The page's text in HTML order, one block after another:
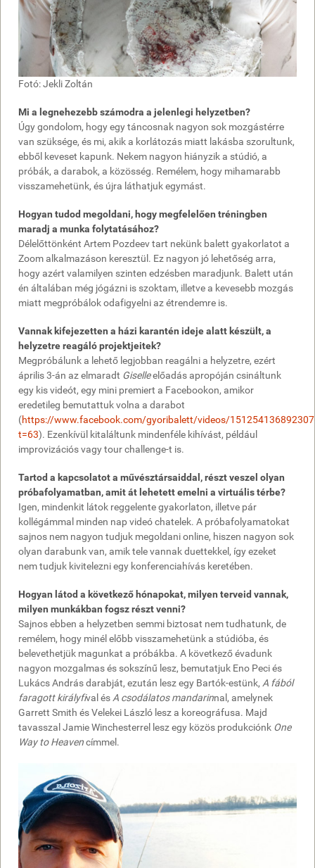
Fotó: Jekli Zoltán
Mi a legnehezebb számodra a jelenlegi helyzetben?
Úgy gondolom, hogy egy táncosnak nagyon sok mozgástérre
van szüksége, és mi, akik a korlátozás miatt lakásba szorultunk,
ebből keveset kapunk. Nekem nagyon hiányzik a stúdió, a
próbák, a darabok, a közösség. Remélem, hogy mihamarabb
visszamehetünk, és újra láthatjuk egymást.
Hogyan tudod megoldani, hogy megfelelően tréningben
maradj a munka folytatásához?
Délelőttönként Artem Pozdeev tart nekünk balett gyakorlatot a
Zoom alkalmazáson keresztül. Ez nagyon jó lehetőség arra,
hogy azért valamilyen szinten edzésben maradjunk. Balett után
én általában még jógázni is szoktam, illetve a kevesebb mozgás
miatt megpróbálok odafigyelni az étrendemre is.
Vannak kifejezetten a házi karantén ideje alatt készült, a
helyzetre reagáló projektjeitek?
Megpróbálunk a lehető legjobban reagálni a helyzetre, ezért
április 3-án az elmaradt Giselleelőadás apropóján csináltunk
egy kis videót, egy mini premiert a Facebookon, amikor
eredetileg bemutattuk volna a darabot
(https://www.facebook.com/gyoribalett/videos/
t=63). Ezenkívül kitaláltunk mindenféle kihívást, például
improvizációs vagy tour challenge-t is.
Tartod a kapcsolatot a művésztársaiddal, részt veszel olyan
próbafolyamatban, amit át lehetett emelni a virtuális térbe?
Igen, mindenkit látok reggelente gyakorlaton, illetve pár
kollégámmal minden nap videó chatelek. A próbafolyamatokat
sajnos nem nagyon tudjuk megoldani online, hiszen nagyon sok
olyan darabunk van, amik tele vannak duettekkel, így ezeket
nem tudjuk kivitelezni egy konferenciahívás keretében.
Hogyan látod a következő hónapokat, milyen terveid vannak,
milyen munkákban fogsz részt venni?
Sajnos ebben a helyzetben semmi biztosat nem tudhatunk, de
remélem, hogy minél előbb visszamehetünk a stúdióba, és
belevethetjük magunkat a próbákba. A következő évadunk
nagyon mozgalmas és sokszínű lesz, bemutatjuk Eno Peci és
Lukács András darabját, ezután lesz egy Bartók-estünk, A fából
faragott királyfival és A csodálatos mandarinnal, amelynek
Garrett Smith és Velekei László lesz a koreográfusa. Majd
tavasszal Jamie Winchesterrel lesz egy közös produkciónk One
Way to Heavencímmel.